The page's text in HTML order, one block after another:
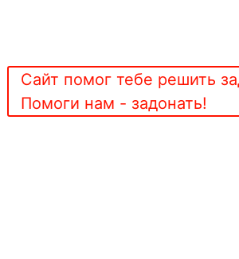
Сайт помог тебе решить
Помоги нам - задонать!